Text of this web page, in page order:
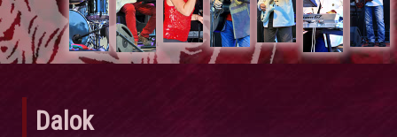
Dalok